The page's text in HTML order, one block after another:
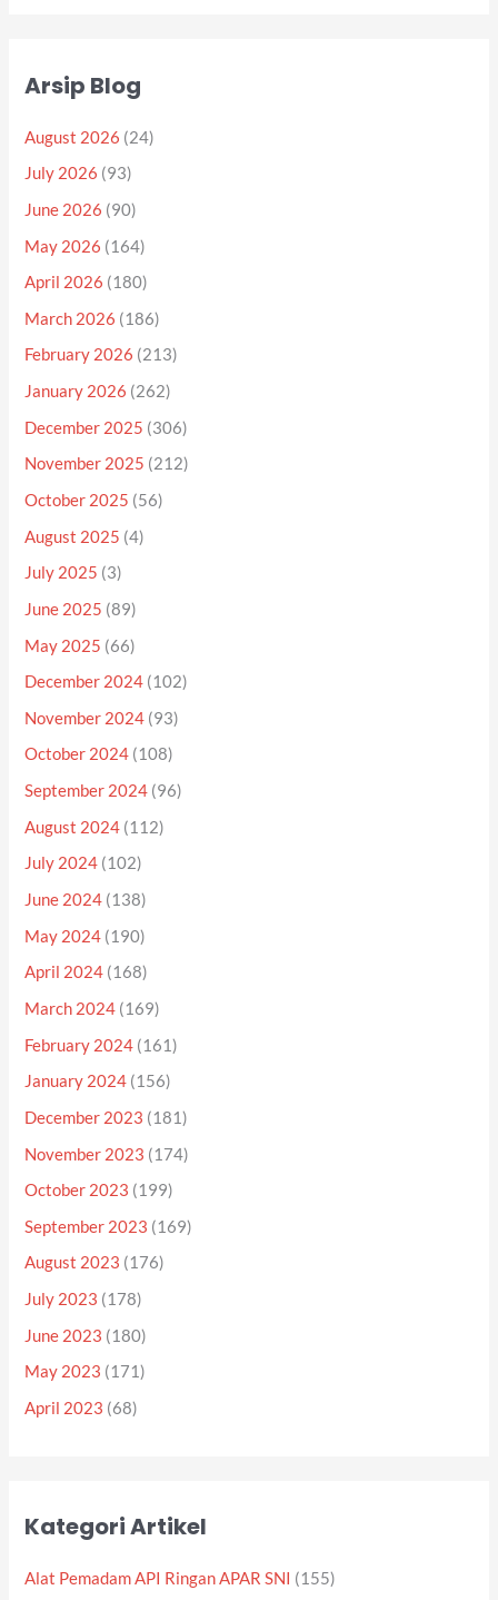
Arsip Blog
August 2026 (24)
July 2026 (93)
June 2026 (90)
May 2026 (164)
April 2026 (180)
March 2026 (186)
February 2026 (213)
January 2026 (262)
December 2025 (306)
November 2025 (212)
October 2025 (56)
August 2025 (4)
July 2025 (3)
June 2025 (89)
May 2025 (66)
December 2024 (102)
November 2024 (93)
October 2024 (108)
September 2024 (96)
August 2024 (112)
July 2024 (102)
June 2024 (138)
May 2024 (190)
April 2024 (168)
March 2024 (169)
February 2024 (161)
January 2024 (156)
December 2023 (181)
November 2023 (174)
October 2023 (199)
September 2023 (169)
August 2023 (176)
July 2023 (178)
June 2023 (180)
May 2023 (171)
April 2023 (68)
Kategori Artikel
Alat Pemadam API Ringan APAR SNI (155)